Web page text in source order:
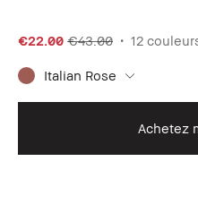
€22.00 €43.00 12
Italian Rose
Achetez